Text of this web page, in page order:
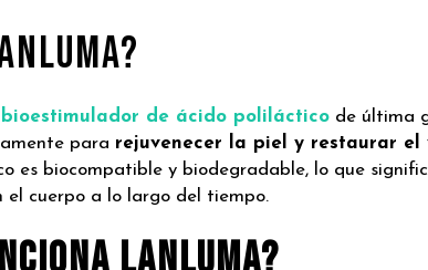
bioestimulador de ácido poliláctico de última
para rejuvenecer la piel y restaurar el
es biocompatible y biodegradable, lo que
el cuerpo a lo largo del tiempo.